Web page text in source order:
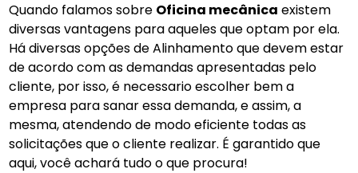
Quando falamos sobre Oficina mecânica existem
diversas vantagens para aqueles que optam por ela.
Há diversas opções de Alinhamento que devem estar
de acordo com as demandas apresentadas pelo
cliente, por isso, é necessario escolher bem a
empresa para sanar essa demanda, e assim, a
mesma, atendendo de modo eficiente todas as
solicitações que o cliente realizar. É garantido que
aqui, você achará tudo o que procura!